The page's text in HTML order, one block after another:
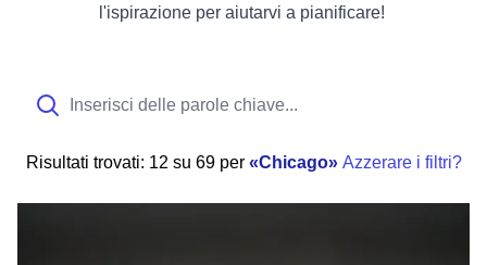
l'ispirazione per aiutarvi a pianificare!
Risultati trovati: 12 su 69per Chicago Azzerare i filtri?